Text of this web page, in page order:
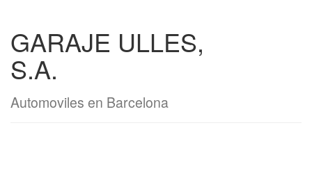
GARAJE ULLES,
S.A.
Automoviles en Barcelona